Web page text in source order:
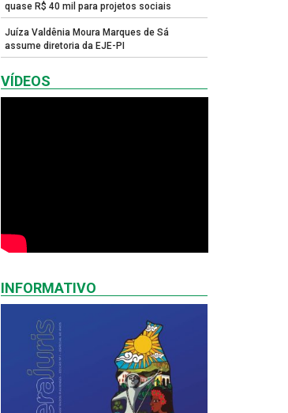
quase R$ 40 mil para projetos sociais
Juíza Valdênia Moura Marques de Sá
assume diretoria da EJE-PI
VÍDEOS
INFORMATIVO